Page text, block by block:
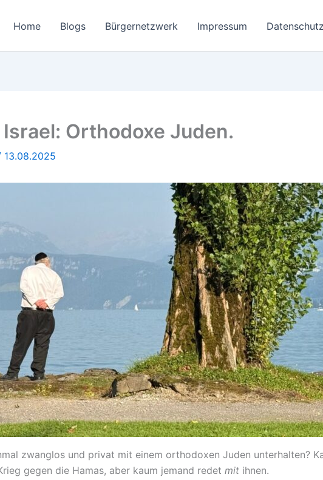
Home Blogs Bürgernetzwerk Impressum
Orthodoxe Juden.
13.08.2025
zwanglos und privat mit einem orthodoxen Juden unterhalten?
gegen die Hamas, aber kaum jemand redet mit ihnen.